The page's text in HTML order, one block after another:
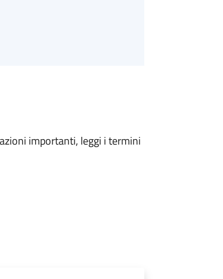
importanti, leggi i termini